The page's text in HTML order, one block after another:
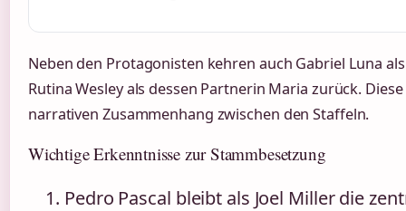
Neben den Protagonisten kehren auch Gabriel Luna
Rutina Wesley als dessen Partnerin Maria zurück.
narrativen Zusammenhang zwischen den Staffeln.
Wichtige Erkenntnisse zur Stammbesetzung
Pedro Pascal bleibt als Joel Miller die